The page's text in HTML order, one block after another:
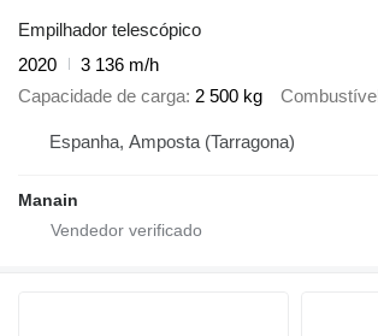
Empilhador telescópico
2020
3 136 m/h
Capacidade de carga 2 500 kg Combustível
Espanha, Amposta (Tarragona)
Manain